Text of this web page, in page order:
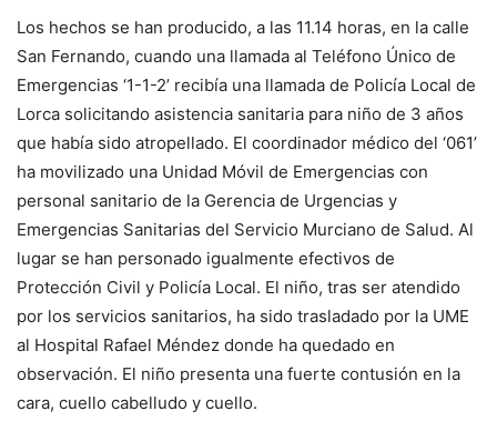
Los hechos se han producido, a las 11.14 horas, en la calle
San Fernando, cuando una llamada al Teléfono Único de
Emergencias ‘1-1-2’ recibía una llamada de Policía Local de
Lorca solicitando asistencia sanitaria para niño de 3 años
que había sido atropellado. El coordinador médico del ‘061’
ha movilizado una Unidad Móvil de Emergencias con
personal sanitario de la Gerencia de Urgencias y
Emergencias Sanitarias del Servicio Murciano de Salud. Al
lugar se han personado igualmente efectivos de
Protección Civil y Policía Local. El niño, tras ser atendido
por los servicios sanitarios, ha sido trasladado por la UME
al Hospital Rafael Méndez donde ha quedado en
observación. El niño presenta una fuerte contusión en la
cara, cuello cabelludo y cuello.